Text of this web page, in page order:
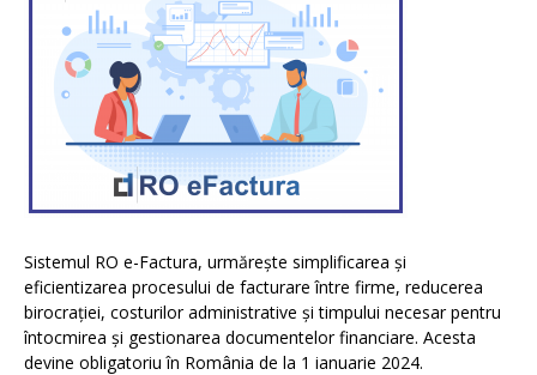
Sistemul RO e-Factura, urmărește simplificarea și
eficientizarea procesului de facturare între firme, reducerea
birocrației, costurilor administrative și timpului necesar pentru
întocmirea și gestionarea documentelor financiare. Acesta
devine obligatoriu în România de la 1 ianuarie 2024.